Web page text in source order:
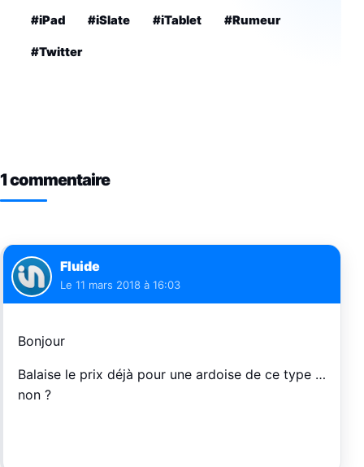
#iPad #iSlate #iTablet #Rumeur
#Twitter
1 commentaire
Fluide
Le 11 mars 2018 à 16:03
Bonjour
Balaise le prix déjà pour une ardoise de ce type …
non ?